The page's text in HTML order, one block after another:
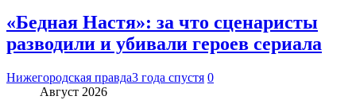
«Бедная Настя»: за что сценаристы
разводили и убивали героев сериала
Нижегородская правда3 года спустя 0
Август 2026